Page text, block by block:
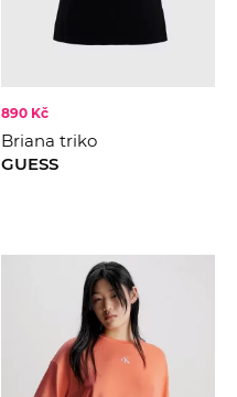
890 Kč
Briana triko
GUESS